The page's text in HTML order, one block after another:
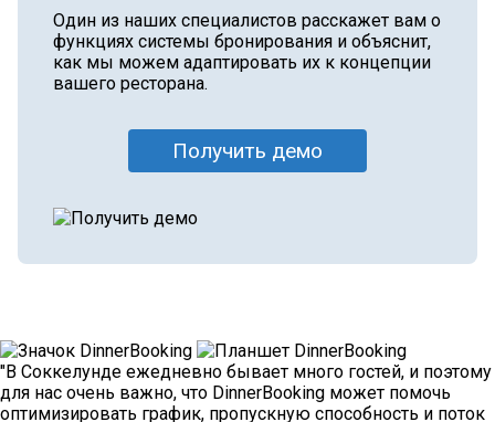
Один из наших специалистов расскажет вам о
функциях системы бронирования и объяснит,
как мы можем адаптировать их к концепции
вашего ресторана.
Получить демо
"В Соккелунде ежедневно бывает много гостей, и поэтому
для нас очень важно, что DinnerBooking может помочь
оптимизировать график, пропускную способность и поток